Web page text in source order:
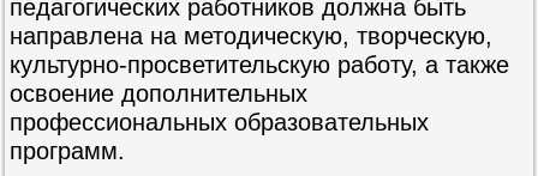
педагогических работников должна быть
направлена на методическую, творческую,
культурно-просветительскую работу, а также
освоение дополнительных
профессиональных образовательных
программ.